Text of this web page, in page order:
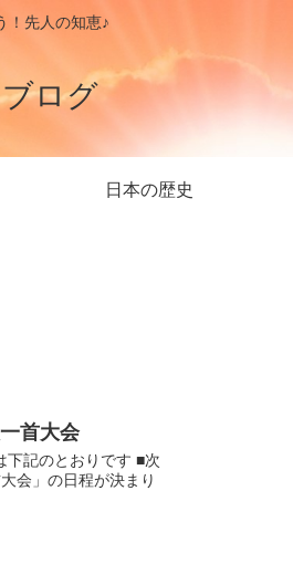
先人の知恵♪
ログ
日本の歴史
首大会
下記のとおりです ■次
会」の日程が決まり